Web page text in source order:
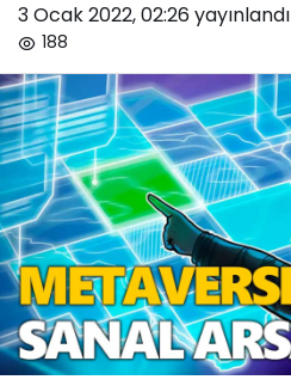
3 Ocak 2022, 02:26yayınlandı
188